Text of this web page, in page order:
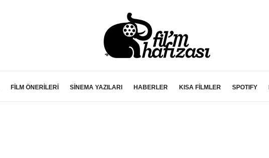
FİLM ÖNERİLERİ SİNEMA YAZILARI HABERLER KISA FİLMLER SPOTIFY